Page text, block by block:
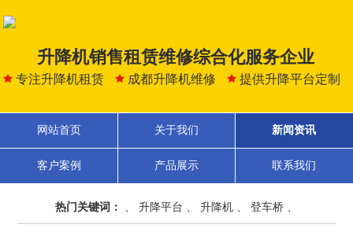
升降机销售租赁维修综合化服务企业
专注升降机租赁 成都升降机维修 提供升降平台定制
网站首页 关于我们 新闻资讯
客户案例 产品展示 联系我们
热门关键词： 升降平台 升降机 登车桥